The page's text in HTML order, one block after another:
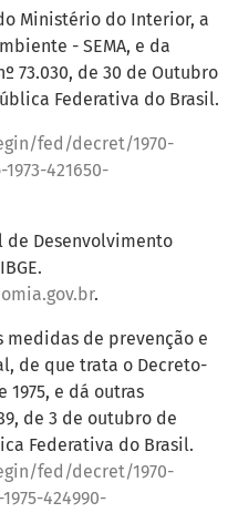
Ministério do Interior, a
- SEMA, e da
73.030, de 30 de Outubro
Federativa do Brasil.
fed/decret/1970-
421650-
de Desenvolvimento
.
medidas de prevenção e
de que trata o Decreto-
1975, e dá outras
de 3 de outubro de
Federativa do Brasil.
fed/decret/1970-
424990-